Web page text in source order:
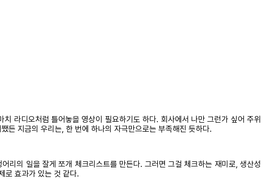
라디오처럼 틀어놓을 영상이 필요하기도 하다. 회사에서 나만 그런가 싶어 주위
든 지금의 우리는, 한 번에 하나의 자극만으로는 부족해진 듯하다.
리의 일을 잘게 쪼개 체크리스트를 만든다. 그러면 그걸 체크하는 재미로, 생산성
로 효과가 있는 것 같다.